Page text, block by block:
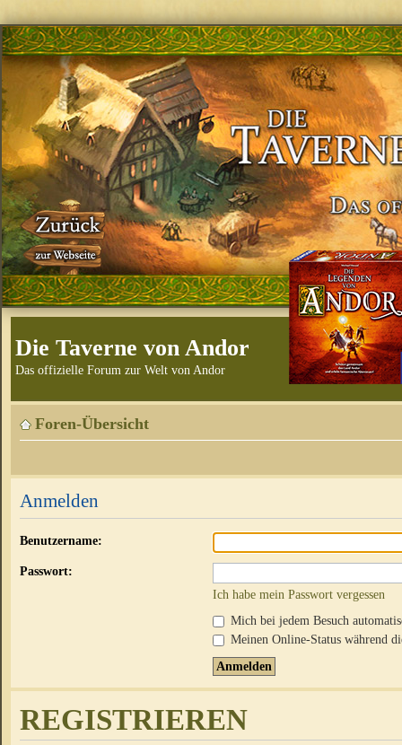
Die Taverne von Andor
Das offizielle Forum zur Welt von Andor
Foren-Übersicht
Anmelden
Benutzername:
Passwort:
Ich habe mein Passwort vergessen
Mich bei jedem Besuch
Meinen Online-Status während
REGISTRIEREN